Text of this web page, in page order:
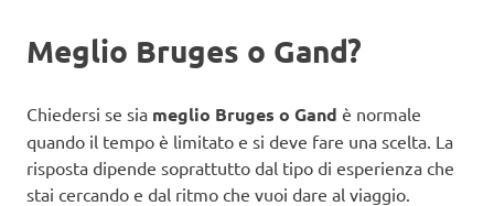
Meglio Bruges o Gand?
Chiedersi se sia meglio Bruges o Gand è normale
quando il tempo è limitato e si deve fare una scelta. La
risposta dipende soprattutto dal tipo di esperienza che
stai cercando e dal ritmo che vuoi dare al viaggio.